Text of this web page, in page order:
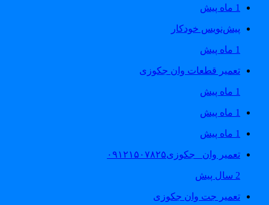
1 ماه پیش
پیش‌نویس خودکار
تعمیر قطعات وان جکوزی
1 ماه پیش
1 ماه پیش
تعمیر وان _جکوزی۰۹۱۲۱۵۰۷۸۲۵
تعمیر جت وان جکوزی